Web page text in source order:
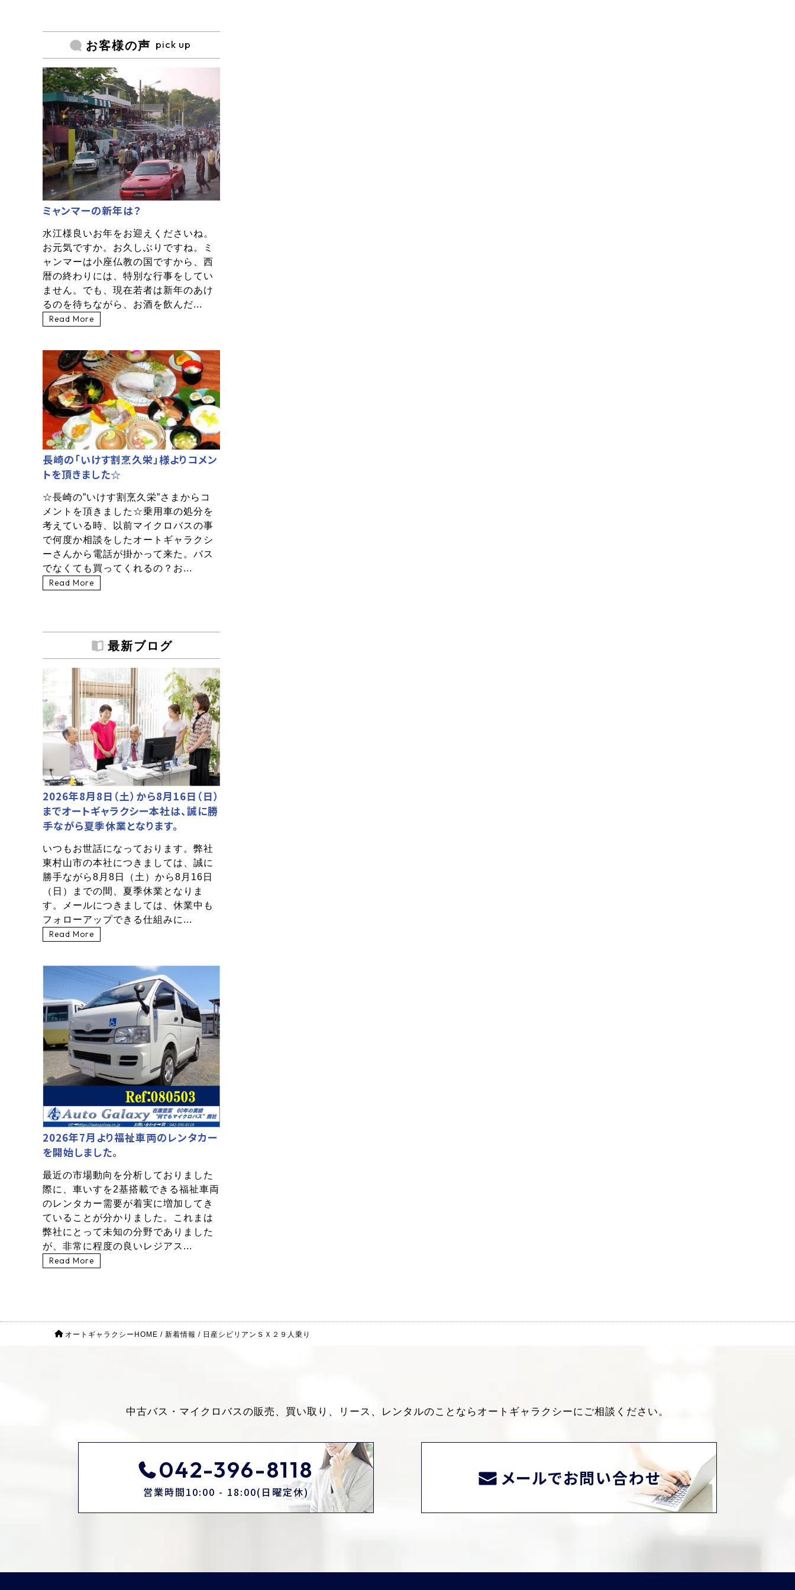
お客様の声 pick up
ミャンマーの新年は？
水江様良いお年をお迎えくださいね。
お元気ですか。お久しぶりですね。ミ
ャンマーは小座仏教の国ですから、西
暦の終わりには、特別な行事をしてい
ません。でも、現在若者は新年のあけ
るのを待ちながら、お酒を飲んだ...
Read More
長崎の「いけす割烹久栄」様よりコメン
トを頂きました☆
☆長崎の”いけす割烹久栄”さまからコ
メントを頂きました☆乗用車の処分を
考えている時、以前マイクロバスの事
で何度か相談をしたオートギャラクシ
ーさんから電話が掛かって来た。バス
でなくても買ってくれるの？お...
Read More
最新ブログ
2026年8月8日（土）から8月16日（日）
までオートギャラクシー本社は、誠に勝
手ながら夏季休業となります。
いつもお世話になっております。弊社
東村山市の本社につきましては、誠に
勝手ながら8月8日（土）から8月16日
（日）までの間、夏季休業となりま
す。メールにつきましては、休業中も
フォローアップできる仕組みに...
Read More
2026年7月より福祉車両のレンタカー
を開始しました。
最近の市場動向を分析しておりました
際に、車いすを2基搭載できる福祉車両
のレンタカー需要が着実に増加してき
ていることが分かりました。これまは
弊社にとって未知の分野でありました
が、非常に程度の良いレジアス...
Read More
オートギャラクシーHOME / 新着情報 / 日産シビリアンＳＸ２９人乗り
中古バス・マイクロバスの販売、買い取り、リース、レンタルのことなら オートギャラクシーにご相談ください。
042-396-8118
営業時間10:00 - 18:00(日曜定休)
メールでお問い合わせ